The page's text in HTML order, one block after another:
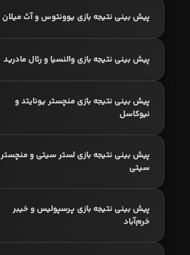
پیش بینی نتیجه بازی یوونتوس و آث میلان
پیش بینی نتیجه بازی والنسیا و رئال مادرید
پیش بینی نتیجه بازی منچستر یونایتد و
نیوکاسل
پیش بینی نتیجه بازی لستر سیتی و منچستر
سیتی
پیش بینی نتیجه بازی پرسپولیس و خیبر
خرم‌آباد